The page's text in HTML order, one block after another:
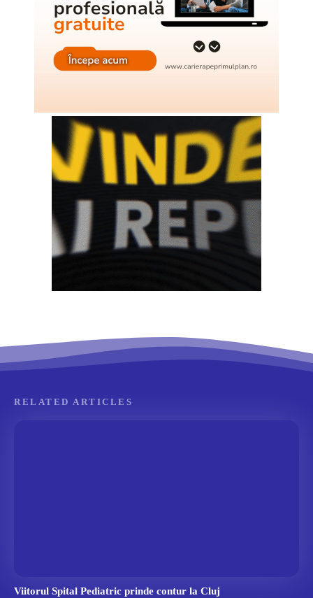
RELATED ARTICLES
Viitorul Spital Pediatric prinde contur la Cluj